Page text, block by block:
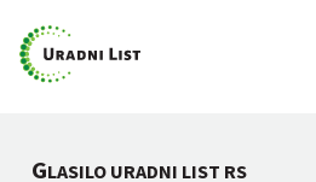
GLASILO URADNI LIST RS